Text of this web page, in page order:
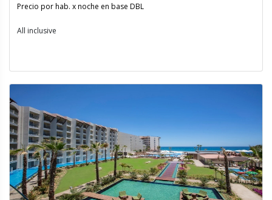
Precio por hab. x noche en base DBL
All inclusive